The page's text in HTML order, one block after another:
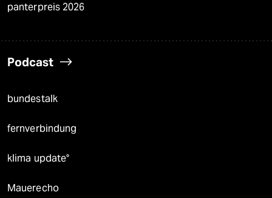
panterpreis 2026
Podcast
bundestalk
fernverbindung
klima update°
Mauerecho